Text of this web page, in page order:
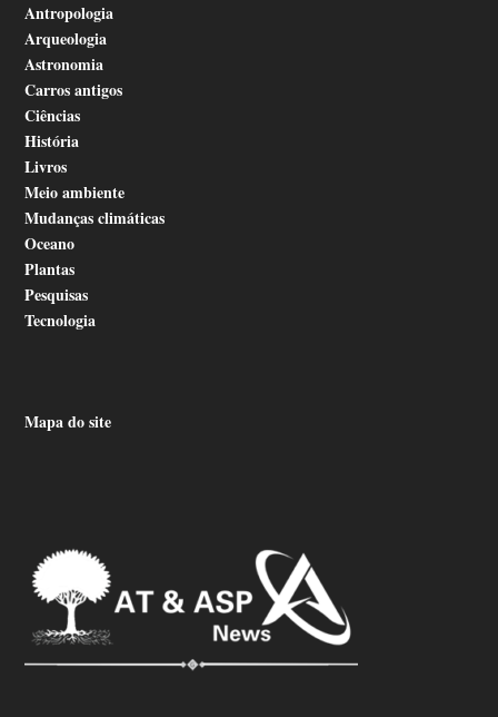
Antropologia
Arqueologia
Astronomia
Carros antigos
Ciências
História
Livros
Meio ambiente
Mudanças climáticas
Oceano
Plantas
Pesquisas
Tecnologia
Mapa do site